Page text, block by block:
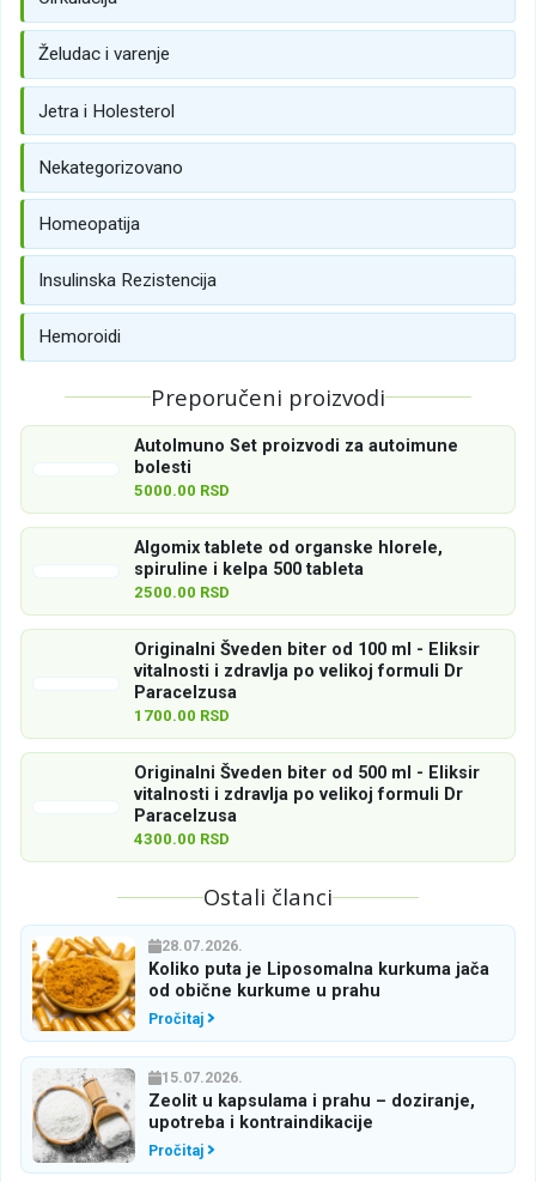
Želudac i varenje
Jetra i Holesterol
Nekategorizovano
Homeopatija
Insulinska Rezistencija
Hemoroidi
Preporučeni proizvodi
AutoImuno Set proizvodi za autoimune
bolesti
5000.00 RSD
Algomix tablete od organske hlorele,
spiruline i kelpa 500 tableta
2500.00 RSD
Originalni Šveden biter od 100 ml - Eliksir
vitalnosti i zdravlja po velikoj formuli Dr
Paracelzusa
1700.00 RSD
Originalni Šveden biter od 500 ml - Eliksir
vitalnosti i zdravlja po velikoj formuli Dr
Paracelzusa
4300.00 RSD
Ostali članci
28.07.2026.
Koliko puta je Liposomalna kurkuma jača
od obične kurkume u prahu
Pročitaj
15.07.2026.
Zeolit u kapsulama i prahu – doziranje,
upotreba i kontraindikacije
Pročitaj